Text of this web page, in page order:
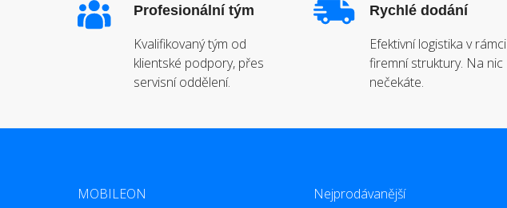
Profesionální tým
Kvalifikovaný tým od
klientské podpory, přes
servisní oddělení.
Rychlé dodání
Efektivní logistika v rámci
firemní struktury. Na nic
nečekáte.
MOBILEON Nejprodávanější